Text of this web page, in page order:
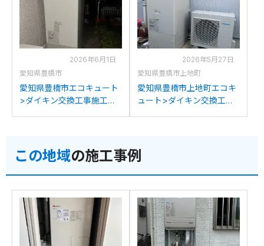
2026年6月1日
愛知県豊橋市
愛知県豊橋市エコキュート
>ダイキン交換工事施工事
2026年5月27日
愛知県豊橋市上地町
愛知県豊橋市上地町エコキ
ュート>ダイキン交換工事
この地域の施工事例